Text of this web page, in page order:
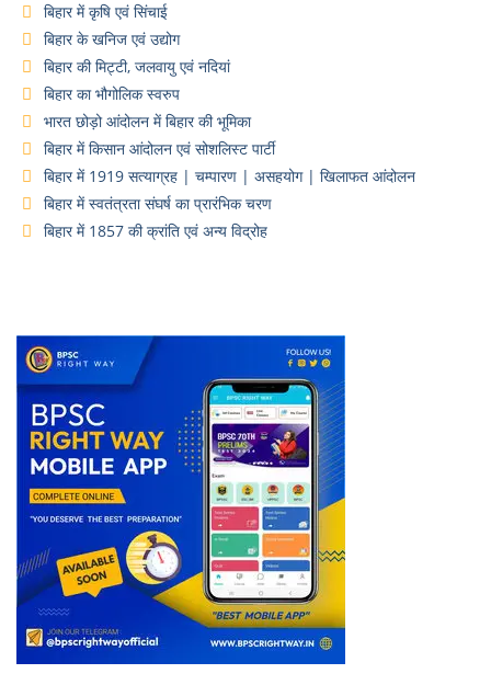
बिहार में कृषि एवं सिंचाई
बिहार के खनिज एवं उद्योग
बिहार की मिट्टी, जलवायु एवं नदियां
बिहार का भौगोलिक स्वरुप
भारत छोड़ो आंदोलन में बिहार की भूमिका
बिहार में किसान आंदोलन एवं सोशलिस्ट पार्टी
बिहार में 1919 सत्याग्रह | चम्पारण | असहयोग | खिलाफत आंदोलन
बिहार में स्वतंत्रता संघर्ष का प्रारंभिक चरण
बिहार में 1857 की क्रांति एवं अन्य विद्रोह